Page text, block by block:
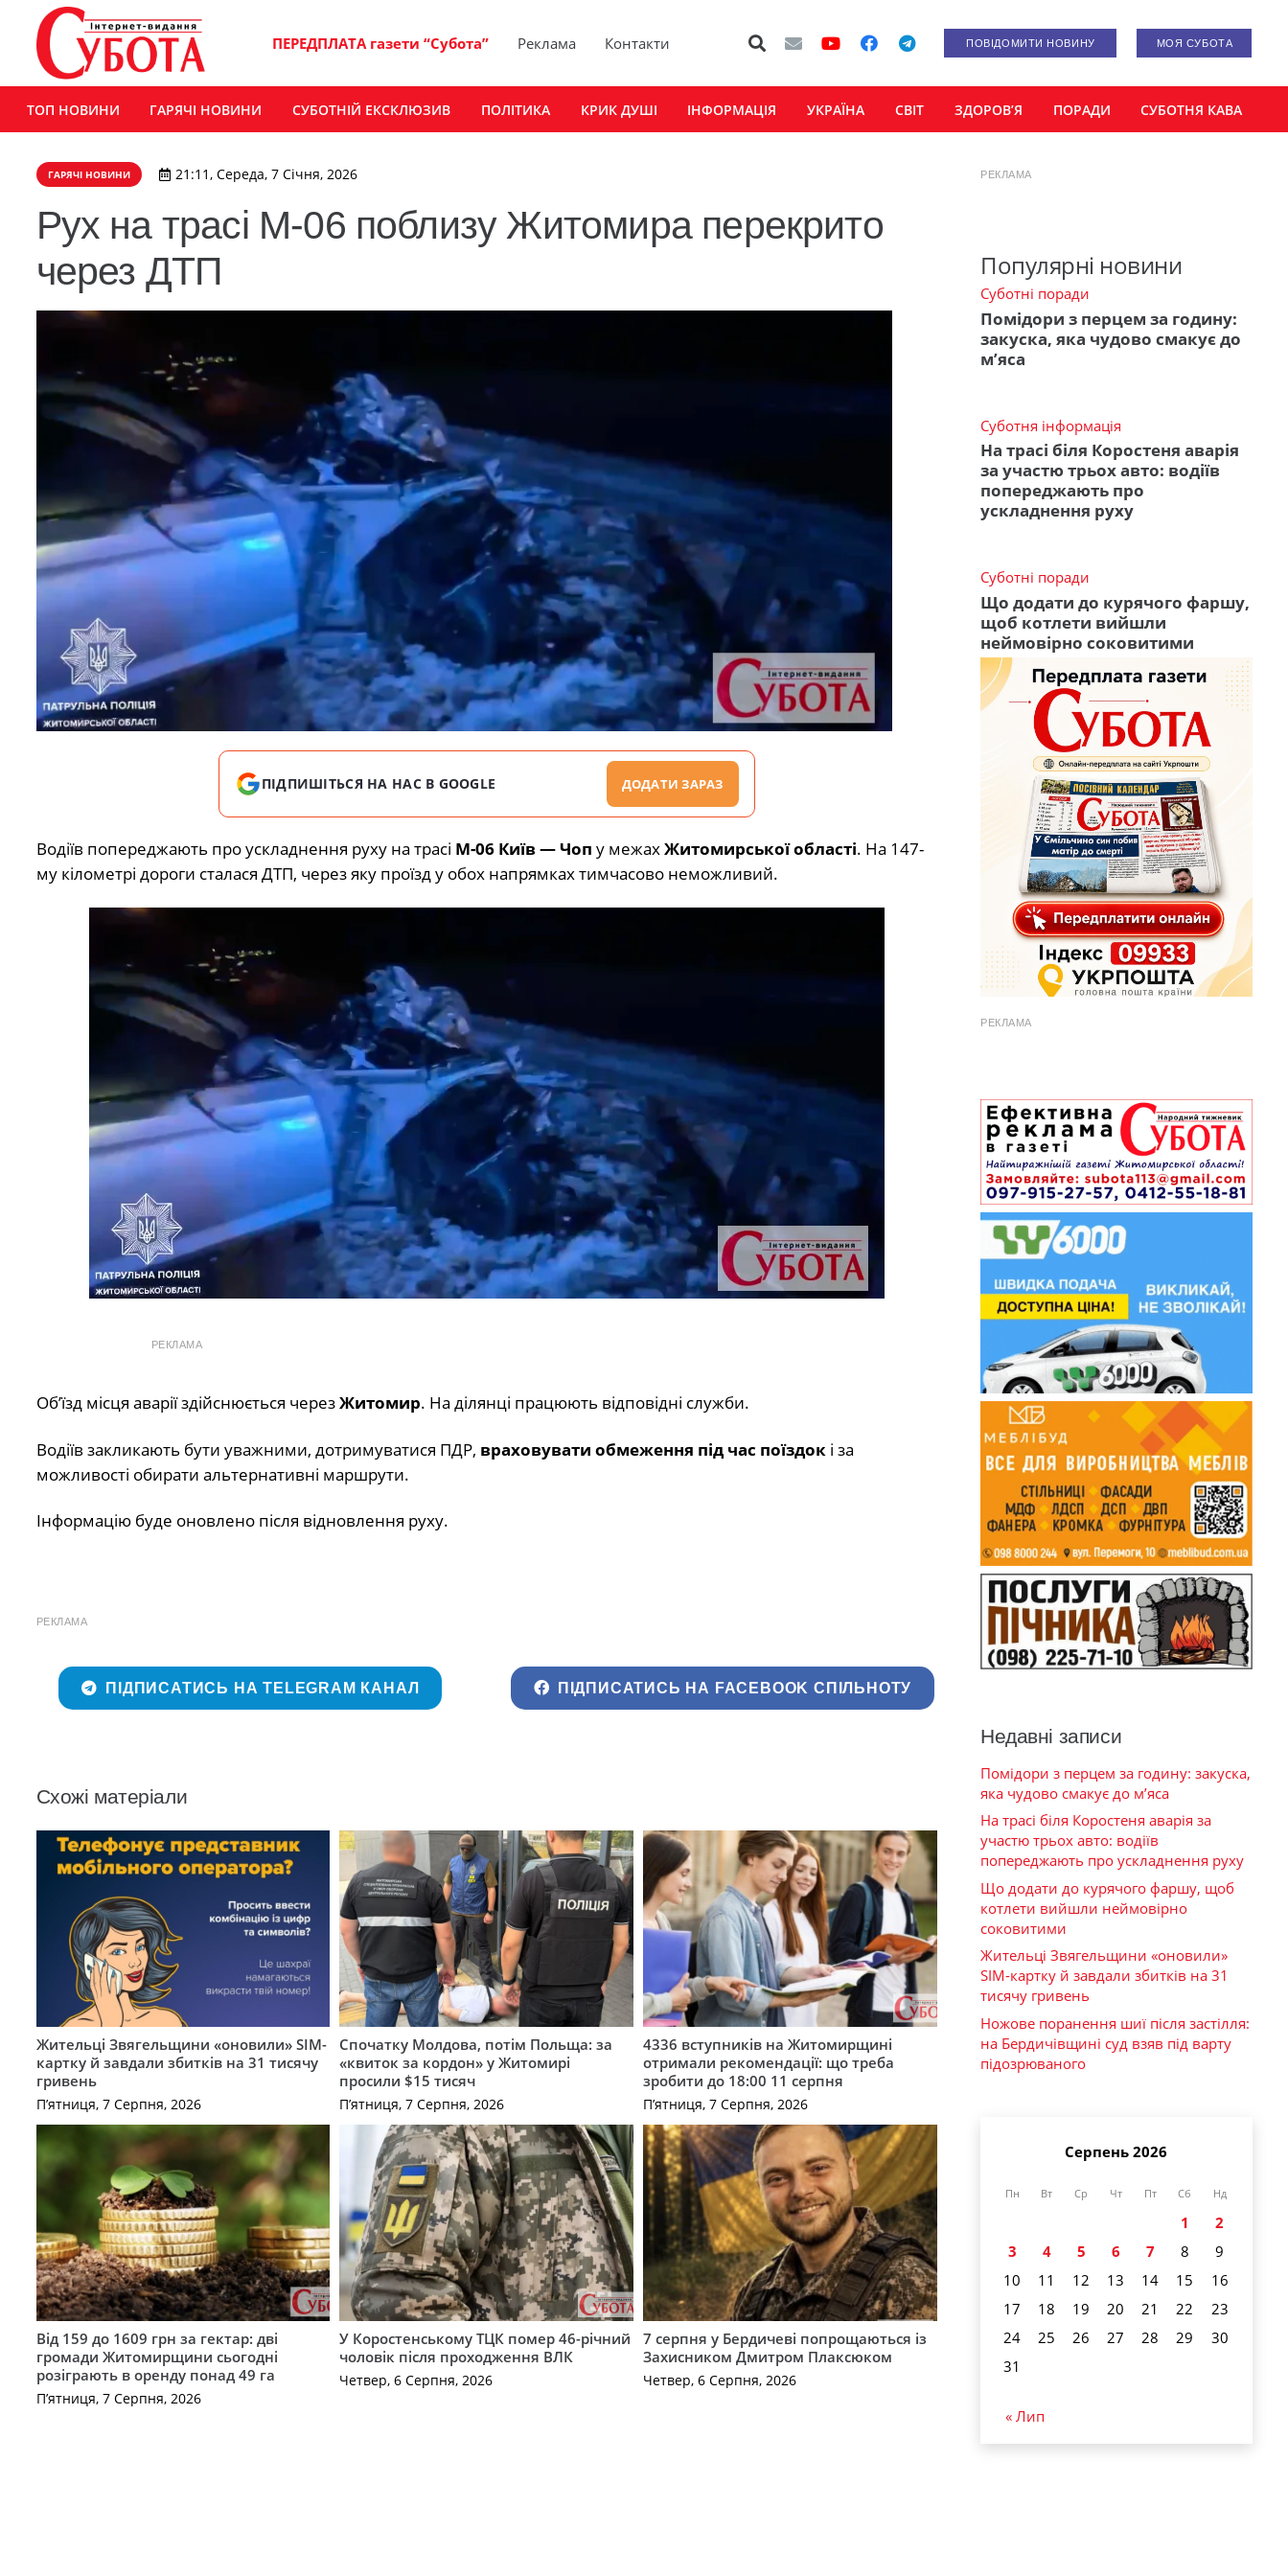
ПЕРЕДПЛАТА газети “Субота” Реклама Контакти ПОВІДОМИТИ НОВИНУ МОЯ СУБОТА
ТОП НОВИНИ ГАРЯЧІ НОВИНИ СУБОТНІЙ ЕКСКЛЮЗИВ ПОЛІТИКА КРИК ДУШІ ІНФОРМАЦІЯ УКРАЇНА СВІТ ЗДОРОВ’Я ПОРАДИ СУБОТНЯ КАВА
ГАРЯЧІ НОВИНИ 21:11, Середа, 7 Січня, 2026
Рух на трасі М-06 поблизу Житомира перекрито
через ДТП
ПІДПИШІТЬСЯ НА НАС В GOOGLE ДОДАТИ ЗАРАЗ
Водіїв попереджають про ускладнення руху на трасі М-06 Київ — Чоп у межахЖитомирської області. На 147-
му кілометрі дороги сталася ДТП, через яку проїзд у обох напрямках тимчасово неможливий.
РЕКЛАМА
Об’їзд місця аварії здійснюється черезЖитомир. На ділянці працюють відповідні служби.
Водіїв закликають бути уважними, дотримуватися ПДР, враховувати обмеження під час поїздокі за
можливості обирати альтернативні маршрути.
Інформацію буде оновлено після відновлення руху.
РЕКЛАМА
ПІДПИСАТИСЬ НА TELEGRAM КАНАЛ ПІДПИСАТИСЬ НА FACEBOOK СПІЛЬНОТУ
Схожі матеріали
Жительці Звягельщини «оновили» SIM-
картку й завдали збитків на 31 тисячу
гривень
П’ятниця, 7 Серпня, 2026
Спочатку Молдова, потім Польща: за
«квиток за кордон» у Житомирі
просили $15 тисяч
П’ятниця, 7 Серпня, 2026
4336 вступників на Житомирщині
отримали рекомендації: що треба
зробити до 18:00 11 серпня
П’ятниця, 7 Серпня, 2026
Від 159 до 1609 грн за гектар: дві
громади Житомирщини сьогодні
розіграють в оренду понад 49 га
П’ятниця, 7 Серпня, 2026
У Коростенському ТЦК помер 46-річний
чоловік після проходження ВЛК
Четвер, 6 Серпня, 2026
7 серпня у Бердичеві попрощаються із
Захисником Дмитром Плаксюком
Четвер, 6 Серпня, 2026
РЕКЛАМА
Популярні новини
Суботні поради
Помідори з перцем за годину:
закуска, яка чудово смакує до
м’яса
Суботня інформація
На трасі біля Коростеня аварія
за участю трьох авто: водіїв
попереджають про
ускладнення руху
Суботні поради
Що додати до курячого фаршу,
щоб котлети вийшли
неймовірно соковитими
РЕКЛАМА
Недавні записи
Помідори з перцем за годину: закуска,
яка чудово смакує до м’яса
На трасі біля Коростеня аварія за
участю трьох авто: водіїв
попереджають про ускладнення руху
Що додати до курячого фаршу, щоб
котлети вийшли неймовірно
соковитими
Жительці Звягельщини «оновили»
SIM-картку й завдали збитків на 31
тисячу гривень
Ножове поранення шиї після застілля:
на Бердичівщині суд взяв під варту
підозрюваного
Серпень 2026
Пн Вт Ср Чт Пт Сб Нд
1
2
3
4 5 6 7 8
9
10
11 12 13 14 15
16
17
18 19 20 21 22
23
24
25 26 27 28 29
30
31
« Лип